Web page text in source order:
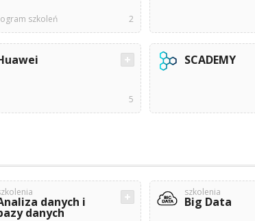
szkoleń 2
5
SCADEMY
danych i
danych
szkolenia
Big Data